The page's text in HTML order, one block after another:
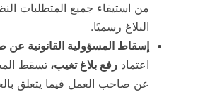
من استيفاء جميع المتطلبات
البلاغ رسميًا.
إسقاط المسؤولية القانونية
اعتماد رفع بلاغ تغيب، تسقط
عن صاحب العمل فيما يتعلق